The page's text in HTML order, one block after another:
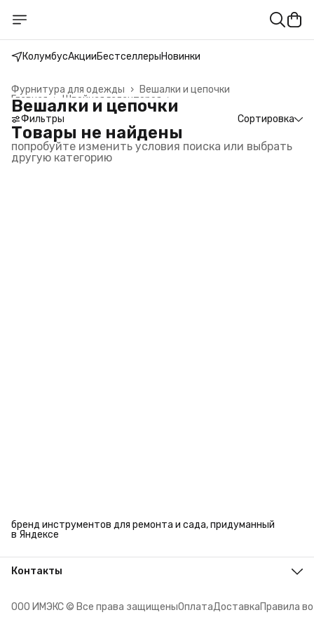
КолумбусАкцииБестселлерыНовинки
Вешалки и цепочки
Фурнитура для одежды ›
Швейная галантерея ›
Главная ›
Вешалки и цепочки
Фильтры Сортировка
Товары не найдены
попробуйте изменить условия поиска или выбрать
другую категорию
бренд инструментов для ремонта и сада, придуманный
в Яндексе
Контакты
Телефон
ООО ИМЭКС © Все права защищеныОплатаДоставкаПравила